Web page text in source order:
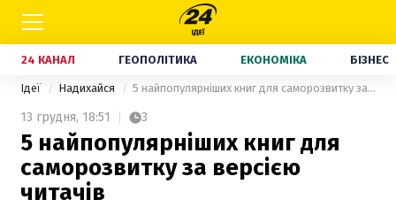
24 КАНАЛ ГЕОПОЛІТИКА ЕКОНОМІКА БІЗНЕС
Ідеї Надихайся 5 найпопулярніших книг для саморозвитку за версією читачів
13 грудня, 18:51 3
5 найпопулярніших книг для
саморозвитку за версією
читачів